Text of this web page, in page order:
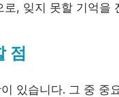
, 잊지 못할 기억을
점
있습니다. 그 중 중